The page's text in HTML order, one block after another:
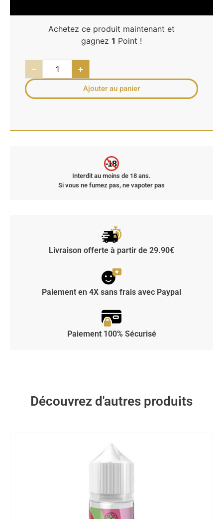
Achetez ce produit maintenant et
gagnez 1 Point !
− +
Ajouter au panier
-18
Interdit au moins de 18 ans.
Si vous ne fumez pas, ne vapoter pas
Livraison offerte à partir de 29.90€
Paiement en 4X sans frais avec Paypal
Paiement 100% Sécurisé
Découvrez d'autres produits